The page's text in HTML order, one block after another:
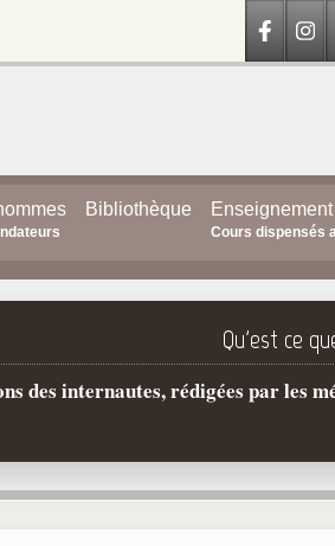
Bibliothèque Enseignement
Cours dispensés
Qu'est ce
des internautes, rédigées par les